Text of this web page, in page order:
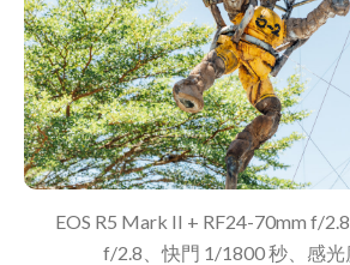
EOS R5 Mark II + RF24-70mm f/
f/2.8、快門 1/1800 秒、感光